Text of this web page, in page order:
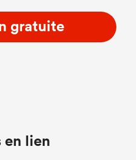
gratuite
lien